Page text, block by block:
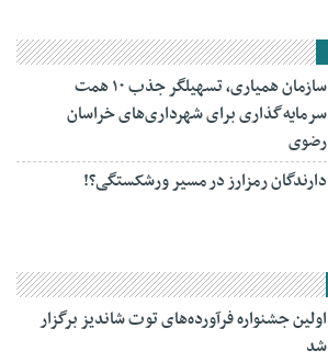
سازمان همیاری، تسهیلگر جذب ۱۰ همت
سرمایه‌گذاری برای شهرداری‌های خراسان
رضوی
دارندگان رمزارز در مسیر ورشکستگی؟!
اولین جشنواره فرآورده‌های توت شاندیز برگزار
شد